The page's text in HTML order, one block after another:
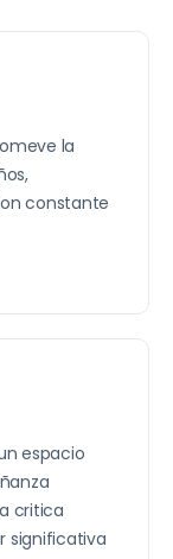
la
constante
espacio
critica
significativa